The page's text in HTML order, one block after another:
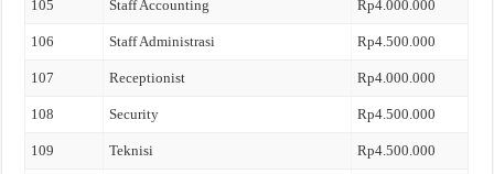
105 Staff Accounting Rp4.000.000
106 Staff Administrasi Rp4.500.000
107 Receptionist Rp4.000.000
108 Security Rp4.500.000
109 Teknisi Rp4.500.000